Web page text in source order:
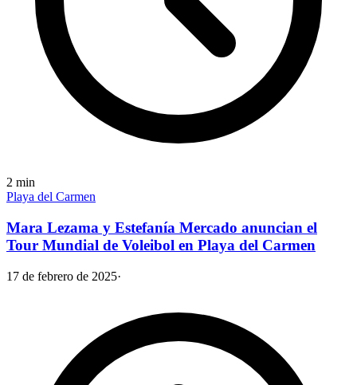
2 min
Playa del Carmen
Mara Lezama y Estefanía Mercado anuncian el
Tour Mundial de Voleibol en Playa del Carmen
17 de febrero de 2025·